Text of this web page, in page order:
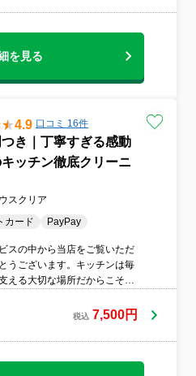
を見る
4.9 口コミ 16件
き｜丁寧すぎる感動
ッチン徹底クリーニ
スクリア
カード
PayPay
スの中から当店をご覧いただ
うございます。キッチンは毎
える大切な場所だからこそ、
説明から仕上げまで一つひと
方もどうぞ安心してご相談く
税込 7,500円